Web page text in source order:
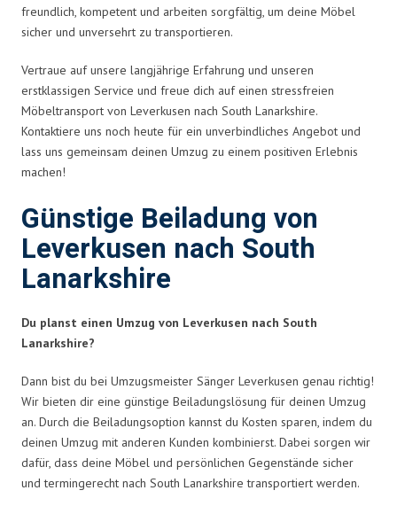
freundlich, kompetent und arbeiten sorgfältig, um deine Möbel
sicher und unversehrt zu transportieren.
Vertraue auf unsere langjährige Erfahrung und unseren
erstklassigen Service und freue dich auf einen stressfreien
Möbeltransport von Leverkusen nach South Lanarkshire.
Kontaktiere uns noch heute für ein unverbindliches Angebot und
lass uns gemeinsam deinen Umzug zu einem positiven Erlebnis
machen!
Günstige Beiladung von
Leverkusen nach South
Lanarkshire
Du planst einen Umzug von Leverkusen nach South
Lanarkshire?
Dann bist du bei Umzugsmeister Sänger Leverkusen genau richtig!
Wir bieten dir eine günstige Beiladungslösung für deinen Umzug
an. Durch die Beiladungsoption kannst du Kosten sparen, indem du
deinen Umzug mit anderen Kunden kombinierst. Dabei sorgen wir
dafür, dass deine Möbel und persönlichen Gegenstände sicher
und termingerecht nach South Lanarkshire transportiert werden.